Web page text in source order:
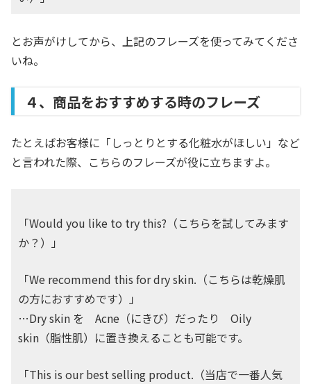
とお声がけしてから、上記のフレーズを使ってみてくださ
いね。
４、商品をおすすめする時のフレーズ
たとえばお客様に「しっとりとする化粧水がほしい」など
と言われた際、こちらのフレーズが役に立ちますよ。
「Would you like to try this?（こちらを試してみます
か？）」
「We recommend this for dry skin.（こちらは乾燥肌
の方におすすめです）」
…Dry skin を Acne（にきび）だったり Oily
skin（脂性肌）に置き換えることも可能です。
「This is our best selling product.（当店で一番人気